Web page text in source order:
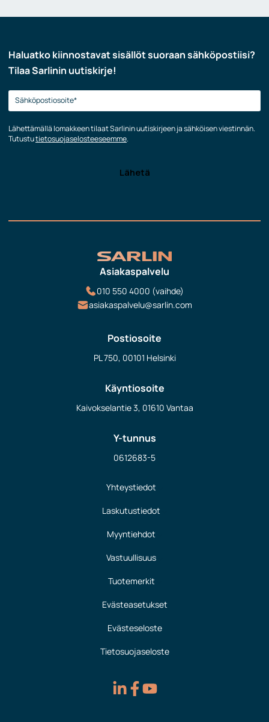
Haluatko kiinnostavat sisällöt suoraan sähköpostiisi?
Tilaa Sarlinin uutiskirje!
Lähettämällä lomakkeen tilaat Sarlinin uutiskirjeen ja sähköisen viestinnän.
Tutustutietosuojaselosteeseemme.
Asiakaspalvelu
010 550 4000 (vaihde)
asiakaspalvelu@sarlin.com
Postiosoite
PL 750, 00101 Helsinki
Käyntiosoite
Kaivokselantie 3, 01610 Vantaa
Y-tunnus
0612683-5
Yhteystiedot
Laskutustiedot
Myyntiehdot
Vastuullisuus
Tuotemerkit
Evästeasetukset
Evästeseloste
Tietosuojaseloste